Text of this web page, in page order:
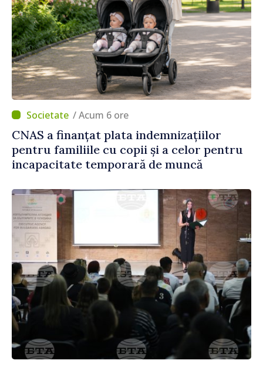
/ Acum 6 ore
CNAS a finanțat plata indemnizațiilor
pentru familiile cu copii și a celor pentru
incapacitate temporară de muncă